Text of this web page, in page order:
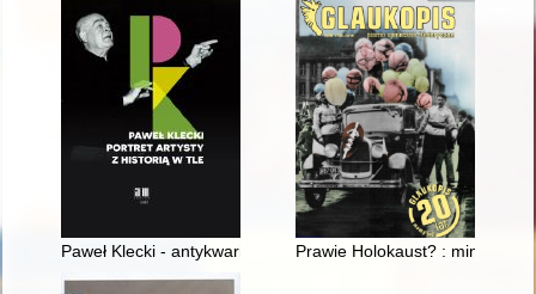
Paweł Klecki - antykwariusz dawnych manifestów : formacja
Prawie Holokaust? : minimum